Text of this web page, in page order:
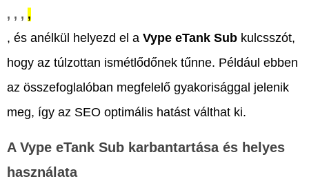
, , , ,
, és anélkül helyezd el a Vype eTank Sub kulcsszót,
hogy az túlzottan ismétlődőnek tűnne. Például ebben
az összefoglalóban megfelelő gyakorisággal jelenik
meg, így az SEO optimális hatást válthat ki.
A Vype eTank Sub karbantartása és helyes
használata